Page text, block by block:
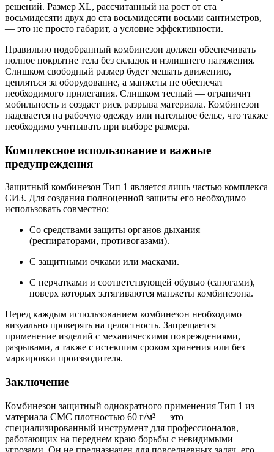
решений. Размер XL, рассчитанный на рост от ста
восьмидесяти двух до ста восьмидесяти восьми сантиметров,
— это не просто габарит, а условие эффективности.
Правильно подобранный комбинезон должен обеспечивать
полное покрытие тела без складок и излишнего натяжения.
Слишком свободный размер будет мешать движению,
цепляться за оборудование, а манжеты не обеспечат
необходимого прилегания. Слишком тесный — ограничит
мобильность и создаст риск разрыва материала. Комбинезон
надевается на рабочую одежду или нательное белье, что также
необходимо учитывать при выборе размера.
Комплексное использование и важные
предупреждения
Защитный комбинезон Тип 1 является лишь частью комплекса
СИЗ. Для создания полноценной защиты его необходимо
использовать совместно:
Со средствами защиты органов дыхания
(респираторами, противогазами).
С защитными очками или масками.
С перчатками и соответствующей обувью (сапогами),
поверх которых затягиваются манжеты комбинезона.
Перед каждым использованием комбинезон необходимо
визуально проверять на целостность. Запрещается
применение изделий с механическими повреждениями,
разрывами, а также с истекшим сроком хранения или без
маркировки производителя.
Заключение
Комбинезон защитный однократного применения Тип 1 из
материала СМС плотностью 60 г/м² — это
специализированный инструмент для профессионалов,
работающих на переднем краю борьбы с невидимыми
угрозами. Он не предназначен для повседневных задач, его